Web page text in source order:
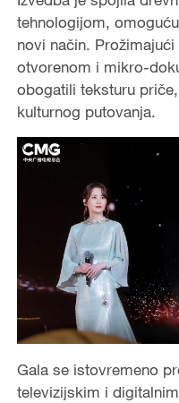
tehnologijom,
novi način.
otvorenom i mikro-
obogatili teksturu
kulturnog putovanja.
Gala se istovremeno
televizijskim i